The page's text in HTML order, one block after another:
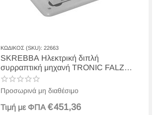
ΚΩΔΙΚΟΣ (SKU): 22663
SKREBBA Ηλεκτρική διπλή
συρραπτική μηχανή TRONIC FALZ
DUO Νο 731
Προσωρινά μη διαθέσιμο
Τιμή με ΦΠΑ €451,36